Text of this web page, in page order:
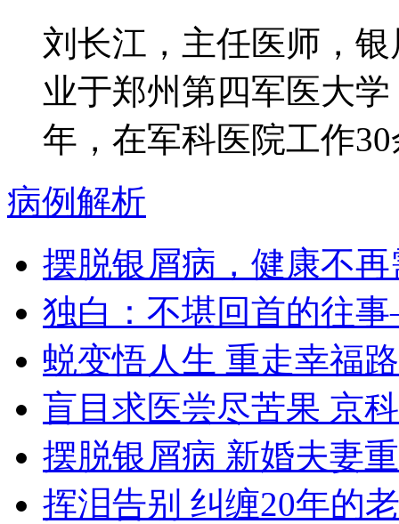
刘长江，主任医师，
业于郑州第四军医大
年，在军科医院工作
病例解析
摆脱银屑病，健康不
独白：不堪回首的往
蜕变悟人生 重走幸福路
盲目求医尝尽苦果 京
摆脱银屑病 新婚夫妻
挥泪告别 纠缠20年的